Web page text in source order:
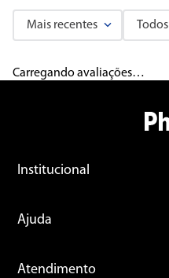
Mais recentes Todos
Carregando avaliações…
Institucional
Ajuda
Atendimento